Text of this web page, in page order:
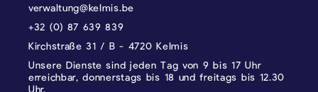
verwaltung@kelmis.be
+32 (0) 87 639 839
Kirchstraße 31 / B - 4720 Kelmis
Unsere Dienste sind jeden Tag von 9 bis 17 Uhr
erreichbar, donnerstags bis 18 und freitags bis 12.30
Uhr.